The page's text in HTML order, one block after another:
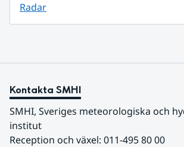
Radar
Kontakta SMHI
SMHI, Sveriges meteorologiska och
institut
Reception och växel: 011-495 80 00